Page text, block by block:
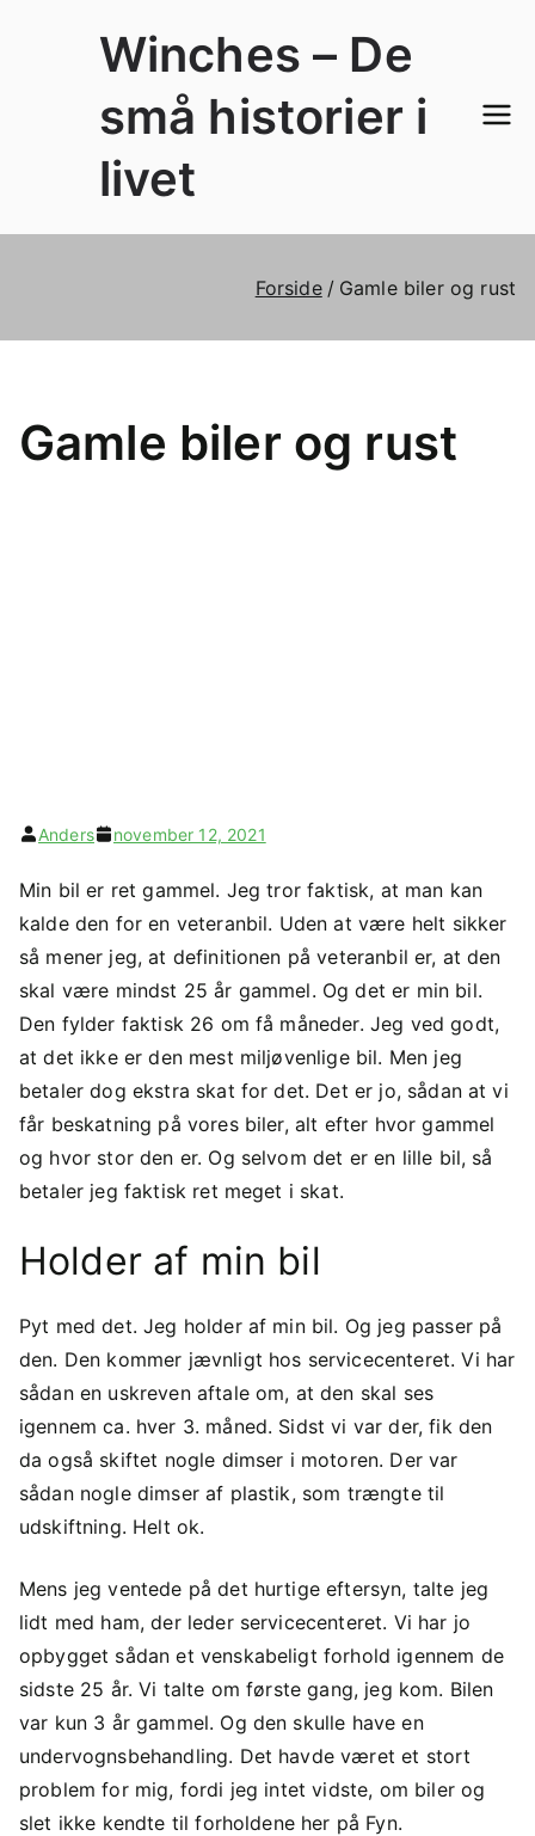
Winches – De
små historier i
livet
Forside Gamle biler og rust
Gamle biler og rust
Anders november 12, 2021
Min bil er ret gammel. Jeg tror faktisk, at man kan
kalde den for en veteranbil. Uden at være helt sikker
så mener jeg, at definitionen på veteranbil er, at den
skal være mindst 25 år gammel. Og det er min bil.
Den fylder faktisk 26 om få måneder. Jeg ved godt,
at det ikke er den mest miljøvenlige bil. Men jeg
betaler dog ekstra skat for det. Det er jo, sådan at vi
får beskatning på vores biler, alt efter hvor gammel
og hvor stor den er. Og selvom det er en lille bil, så
betaler jeg faktisk ret meget i skat.
Holder af min bil
Pyt med det. Jeg holder af min bil. Og jeg passer på
den. Den kommer jævnligt hos servicecenteret. Vi har
sådan en uskreven aftale om, at den skal ses
igennem ca. hver 3. måned. Sidst vi var der, fik den
da også skiftet nogle dimser i motoren. Der var
sådan nogle dimser af plastik, som trængte til
udskiftning. Helt ok.
Mens jeg ventede på det hurtige eftersyn, talte jeg
lidt med ham, der leder servicecenteret. Vi har jo
opbygget sådan et venskabeligt forhold igennem de
sidste 25 år. Vi talte om første gang, jeg kom. Bilen
var kun 3 år gammel. Og den skulle have en
undervognsbehandling. Det havde været et stort
problem for mig, fordi jeg intet vidste, om biler og
slet ikke kendte til forholdene her på Fyn.